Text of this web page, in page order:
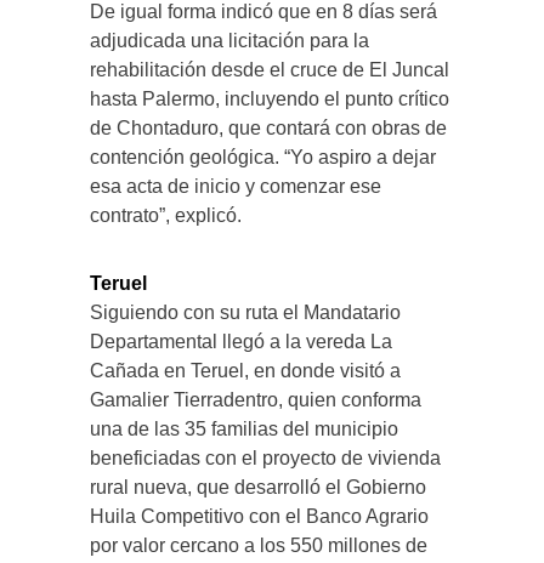
De igual forma indicó que en 8 días será
adjudicada una licitación para la
rehabilitación desde el cruce de El Juncal
hasta Palermo, incluyendo el punto crítico
de Chontaduro, que contará con obras de
contención geológica. “Yo aspiro a dejar
esa acta de inicio y comenzar ese
contrato”, explicó.
Teruel
Siguiendo con su ruta el Mandatario
Departamental llegó a la vereda La
Cañada en Teruel, en donde visitó a
Gamalier Tierradentro, quien conforma
una de las 35 familias del municipio
beneficiadas con el proyecto de vivienda
rural nueva, que desarrolló el Gobierno
Huila Competitivo con el Banco Agrario
por valor cercano a los 550 millones de